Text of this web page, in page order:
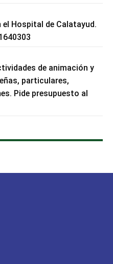
el Hospital de Calatayud.
de animación y
particulares,
Pide presupuesto al